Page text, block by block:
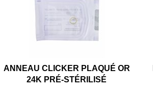
ANNEAU CLICKER PLAQUÉ OR
24K PRÉ-STÉRILISÉ